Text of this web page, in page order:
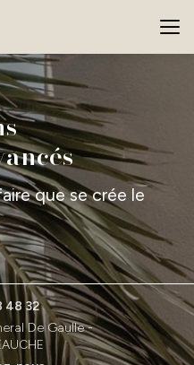
que se crée le
48 32
De Gaulle -